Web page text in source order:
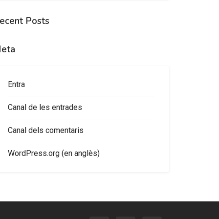
Posts
Entra
Canal de les entrades
Canal dels comentaris
WordPress.org (en anglès)